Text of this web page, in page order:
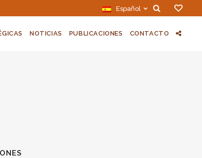
Español
NOTICIAS PUBLICACIONES CONTACTO